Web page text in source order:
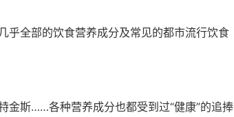
乎全部的饮食营养成分及常见的都市流行饮食
金斯……各种营养成分也都受到过“健康”的追捧